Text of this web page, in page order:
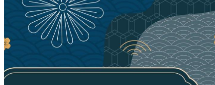
Fotos
PNGs
PSDs
SVGs
Vorlagen
Motion Graphics